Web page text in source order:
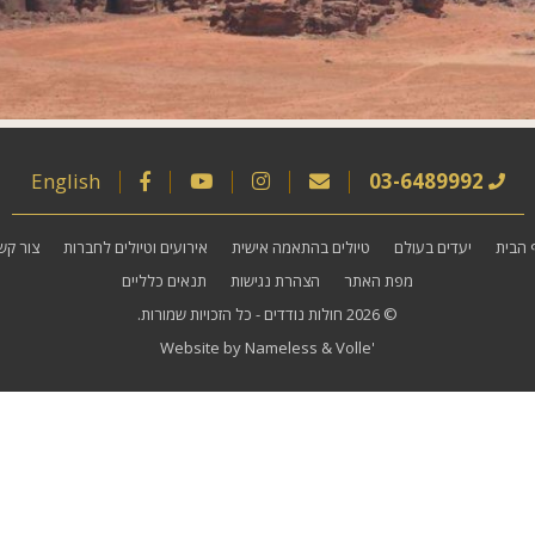
03-6489992
English
הבית יעדים בעולם טיולים בהתאמה אישית אירועים וטיולים לחברות
צור
מפת האתר
הצהרת נגישות
תנאים כלליים
© 2026
חולות נודדים - כל הזכויות שמורות.
Website by Nameless &Volle'